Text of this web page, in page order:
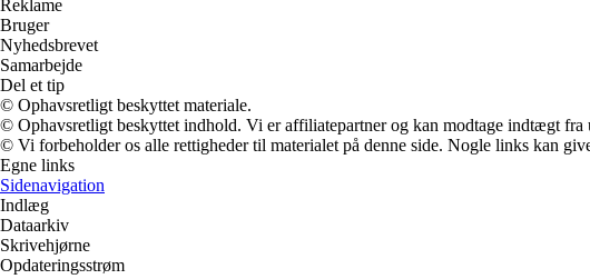
Reklame
Bruger
Nyhedsbrevet
Samarbejde
Del et tip
© Ophavsretligt beskyttet materiale.
© Ophavsretligt beskyttet indhold. Vi er affiliatepartner og kan modtage indtægt fra
© Vi forbeholder os alle rettigheder til materialet på denne side. Nogle links kan
Egne links
Sidenavigation
Indlæg
Dataarkiv
Skrivehjørne
Opdateringsstrøm